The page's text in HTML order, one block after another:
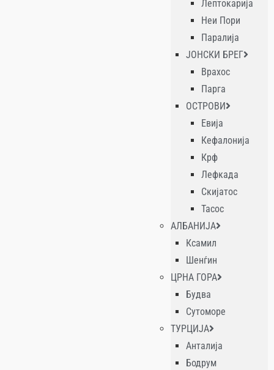
Лептокарија
Неи Пори
Паралија
ЈОНСКИ БРЕГ
Врахос
Парга
ОСТРОВИ
Евија
Кефалонија
Крф
Лефкада
Скијатос
Тасос
АЛБАНИЈА
Ксамил
Шенѓин
ЦРНА ГОРА
Будва
Сутоморе
ТУРЦИЈА
Анталија
Бодрум